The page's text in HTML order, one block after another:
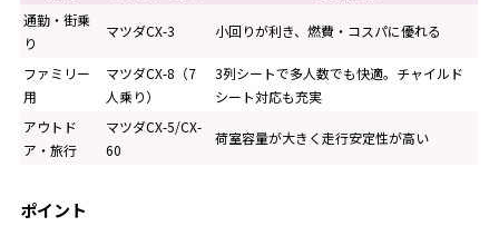
通勤・街乗
り
マツダCX-3 小回りが利き、燃費・コスパに優れる
ファミリー
用
マツダCX-8（7
人乗り）
3列シートで多人数でも快適。チャイルド
シート対応も充実
アウトド
ア・旅行
マツダCX-5/CX-
60
荷室容量が大きく走行安定性が高い
ポイント